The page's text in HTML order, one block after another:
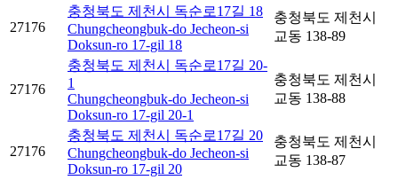
27176
충청북도 제천시 독순로17길 18
Chungcheongbuk-do Jecheon-si
Doksun-ro 17-gil 18
충청북도 제천시
교동 138-89
27176
충청북도 제천시 독순로17길 20-
1
Chungcheongbuk-do Jecheon-si
Doksun-ro 17-gil 20-1
충청북도 제천시
교동 138-88
27176
충청북도 제천시 독순로17길 20
Chungcheongbuk-do Jecheon-si
Doksun-ro 17-gil 20
충청북도 제천시
교동 138-87